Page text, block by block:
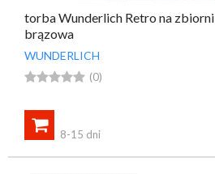
torba Wunderlich Retro na
brązowa
WUNDERLICH
 (0)

8-15 dni